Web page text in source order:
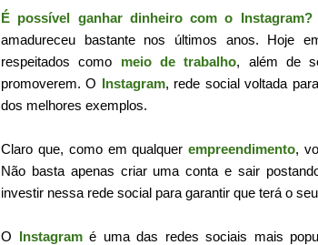
É possível ganhar dinheiro com o Instagram?
amadureceu bastante nos últimos anos. Hoje
respeitados como meio de trabalho, além de
promoverem. O Instagram, rede social voltada
dos melhores exemplos.
Claro que, como em qualquerempreendimento,
Não basta apenas criar uma conta e sair
investir nessa rede social para garantir que terá o
O Instagram é uma das redes sociais mais